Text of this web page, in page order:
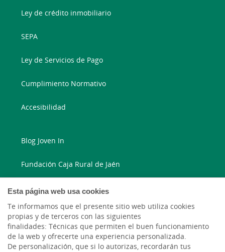
Esta página web usa cookies
Te informamos que el presente sitio web utiliza cookies
propias y de terceros con las siguientes
finalidades: Técnicas que permiten el buen funcionamiento
de la web y ofrecerte una experiencia personalizada.
De personalización, que si lo autorizas, recordarán tus
Ley de crédito inmobiliario
SEPA
Ley de Servicios de Pago
Cumplimiento Normativo
Accesibilidad
Blog Joven In
Fundación Caja Rural de Jaén
Blog Ruralvía
LinkedIn
Instagram